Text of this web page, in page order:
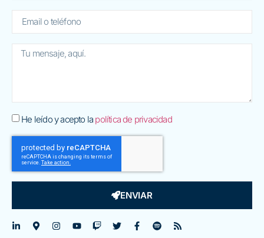
He leído y acepto la política de privacidad
ENVIAR